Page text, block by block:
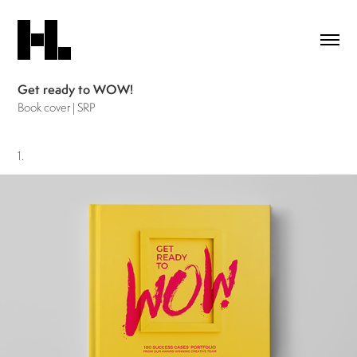
Get ready to WOW!
Book cover | SRP
1.